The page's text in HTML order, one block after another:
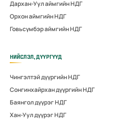
Дархан-Уул аймгийн НДГ
Орхон аймгийн НДГ
Говьсүмбэр аймгийн НДГ
НИЙСЛЭЛ, ДҮҮРГҮҮД
Чингэлтэй дүүргийн НДГ
Сонгинхайрхан дүүргийн НДГ
Баянгол дүүрэг НДГ
Хан-Уул дүүрэг НДГ